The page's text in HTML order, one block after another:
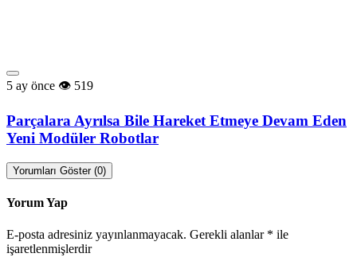
5 ay önce 519
Parçalara Ayrılsa Bile Hareket Etmeye Devam Eden
Yeni Modüler Robotlar
Yorumları Göster (0)
Yorum Yap
E-posta adresiniz yayınlanmayacak. Gerekli alanlar * ile
işaretlenmişlerdir